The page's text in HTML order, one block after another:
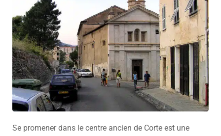
Se promener dans le centre ancien de Corte est une